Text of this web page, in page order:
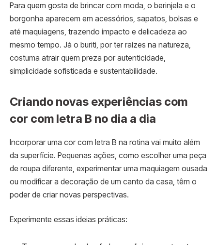
Para quem gosta de brincar com moda, o berinjela e o
borgonha aparecem em acessórios, sapatos, bolsas e
até maquiagens, trazendo impacto e delicadeza ao
mesmo tempo. Já o buriti, por ter raízes na natureza,
costuma atrair quem preza por autenticidade,
simplicidade sofisticada e sustentabilidade.
Criando novas experiências com
cor com letra B no dia a dia
Incorporar uma cor com letra B na rotina vai muito além
da superfície. Pequenas ações, como escolher uma peça
de roupa diferente, experimentar uma maquiagem ousada
ou modificar a decoração de um canto da casa, têm o
poder de criar novas perspectivas.
Experimente essas ideias práticas: